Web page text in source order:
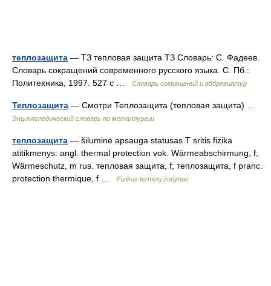
теплозащита — ТЗ тепловая защита ТЗ Словарь: С. Фадеев.
Словарь сокращений современного русского языка. С. Пб.:
Политехника, 1997. 527 с …
Словарь сокращений и аббревиатур
Теплозащита — Смотри Теплозащита (тепловая защита) …
Энциклопедический словарь по металлургии
теплозащита — šiluminė apsauga statusas T sritis fizika
atitikmenys: angl. thermal protection vok. Wärmeabschirmung, f;
Wärmeschutz, m rus. тепловая защита, f; теплозащита, f pranc.
protection thermique, f …
Fizikos terminų žodynas